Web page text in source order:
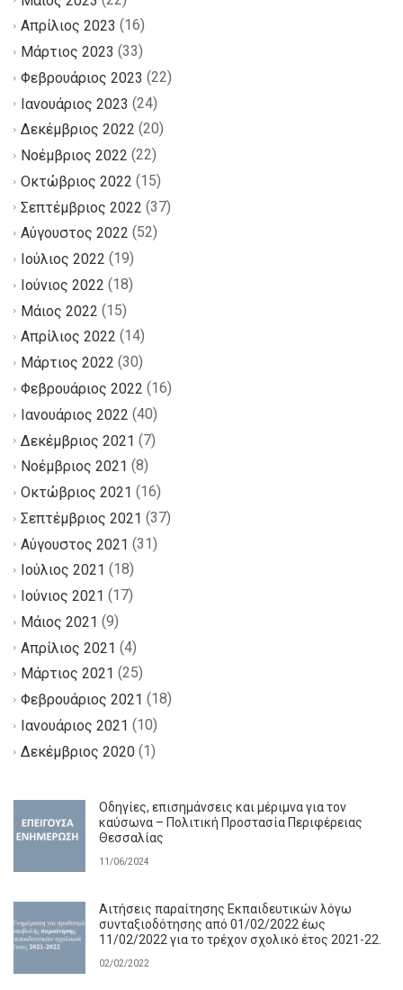
Απρίλιος 2023 (16)
Μάρτιος 2023 (33)
Φεβρουάριος 2023 (22)
Ιανουάριος 2023 (24)
Δεκέμβριος 2022 (20)
Νοέμβριος 2022 (22)
Οκτώβριος 2022 (15)
Σεπτέμβριος 2022 (37)
Αύγουστος 2022 (52)
Ιούλιος 2022 (19)
Ιούνιος 2022 (18)
Μάιος 2022 (15)
Απρίλιος 2022 (14)
Μάρτιος 2022 (30)
Φεβρουάριος 2022 (16)
Ιανουάριος 2022 (40)
Δεκέμβριος 2021 (7)
Νοέμβριος 2021 (8)
Οκτώβριος 2021 (16)
Σεπτέμβριος 2021 (37)
Αύγουστος 2021 (31)
Ιούλιος 2021 (18)
Ιούνιος 2021 (17)
Μάιος 2021 (9)
Απρίλιος 2021 (4)
Μάρτιος 2021 (25)
Φεβρουάριος 2021 (18)
Ιανουάριος 2021 (10)
Δεκέμβριος 2020 (1)
Οδηγίες, επισημάνσεις και μέριμνα για τον
καύσωνα – Πολιτική Προστασία Περιφέρειας
Θεσσαλίας
11/06/2024
Αιτήσεις παραίτησης Εκπαιδευτικών λόγω
συνταξιοδότησης από 01/02/2022 έως
11/02/2022 για το τρέχον σχολικό έτος 2021-22.
02/02/2022